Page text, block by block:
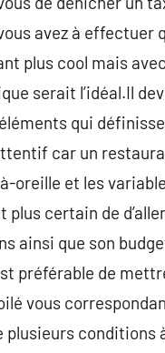
avez à effectuer
plus cool mais
serait l’idéal.Il
qui
car un
oreille et les
certain de
ainsi que son
préférable de
vous
conditions